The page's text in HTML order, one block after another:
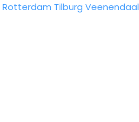
Rotterdam Tilburg Veenendaal